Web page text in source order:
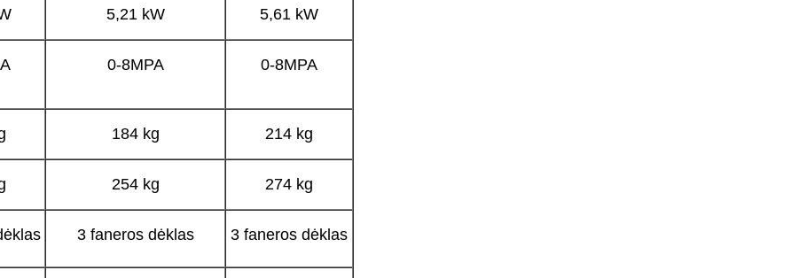
5,21 kW 5,61 kW
0-8MPA 0-8MPA
184 kg 214 kg
254 kg 274 kg
3 faneros dėklas 3 faneros dėklas